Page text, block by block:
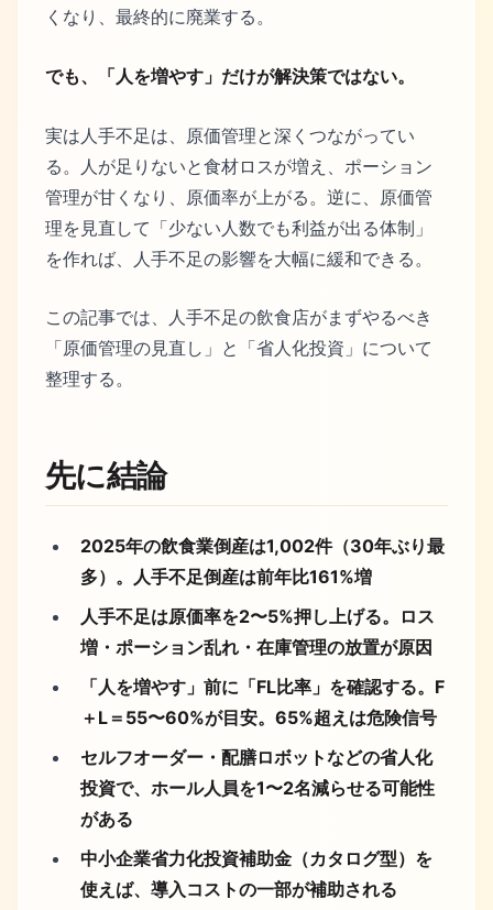
くなり、最終的に廃業する。
でも、「人を増やす」だけが解決策ではない。
実は人手不足は、原価管理と深くつながってい
る。人が足りないと食材ロスが増え、ポーション
管理が甘くなり、原価率が上がる。逆に、原価管
理を見直して「少ない人数でも利益が出る体制」
を作れば、人手不足の影響を大幅に緩和できる。
この記事では、人手不足の飲食店がまずやるべき
「原価管理の見直し」と「省人化投資」について
整理する。
先に結論
2025年の飲食業倒産は1,002件（30年ぶり最
多）。人手不足倒産は前年比161%増
人手不足は原価率を2〜5%押し上げる。ロス
増・ポーション乱れ・在庫管理の放置が原因
「人を増やす」前に「FL比率」を確認する。F
＋L＝55〜60%が目安。65%超えは危険信号
セルフオーダー・配膳ロボットなどの省人化
投資で、ホール人員を1〜2名減らせる可能性
がある
中小企業省力化投資補助金（カタログ型）を
使えば、導入コストの一部が補助される